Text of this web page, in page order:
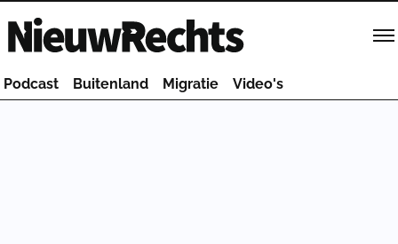
Homepage van NieuwRechts
Podcast Buitenland Migratie Video's